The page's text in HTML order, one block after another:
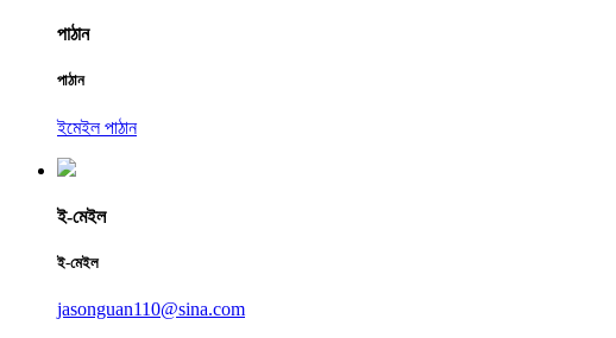
পাঠান
পাঠান
ইমেইল পাঠান
ই-মেইল
ই-মেইল
jasonguan110@sina.com